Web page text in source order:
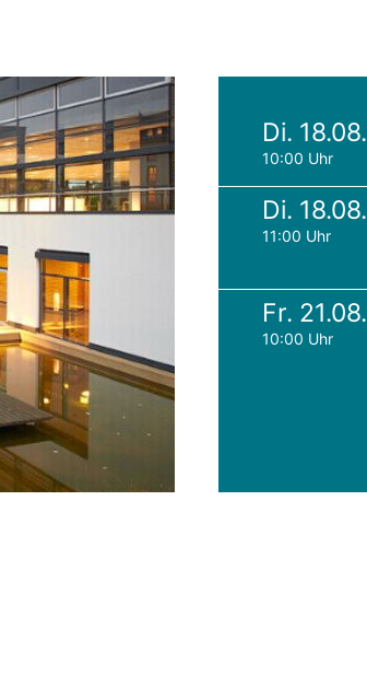
Di. 18.08.
10:00 Uhr
Di. 18.08.
11:00 Uhr
Fr. 21.08.
10:00 Uhr